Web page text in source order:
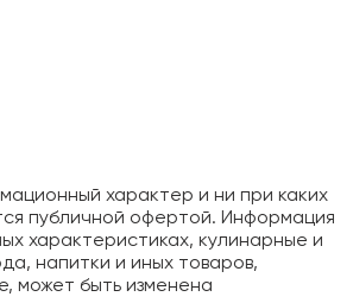
характер и ни при каких
публичной офертой. Информация
характеристиках, кулинарные и
напитки и иных товаров,
может быть изменена